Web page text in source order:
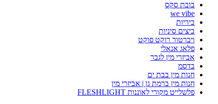
בובת סקס
we vibe
ביריות
ביצים סיניות
ויברטור רוקט פוקט
פלאג אנאלי
אביזרי מין לגבר
בדסמ
חנות מין בבת ים
חנות מין ברמת גן | אביזרי מין
פלשלייט מקורי לאוננות FLESHLIGHT